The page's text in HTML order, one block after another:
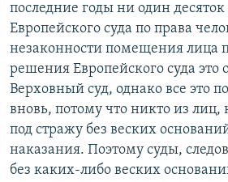
последние годы ни один
Европейского суда по права
незаконности помещения лица
решения Европейского суда это
Верховный суд, однако все это
вновь, потому что никто из лиц,
под стражу без веских
наказания. Поэтому суды,
без каких-либо веских